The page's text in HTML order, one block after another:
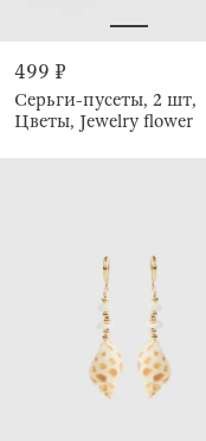
499 ₽
Серьги-пусеты, 2 шт,
Цветы, Jewelry flower